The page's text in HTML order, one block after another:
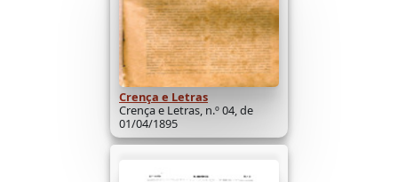
Crença e Letras
Crença e Letras, n.º 04, de
01/04/1895